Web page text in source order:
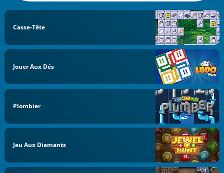
Casse-Tête
Jouer Aux Dés
Plombier
Jeu Aux Diamants